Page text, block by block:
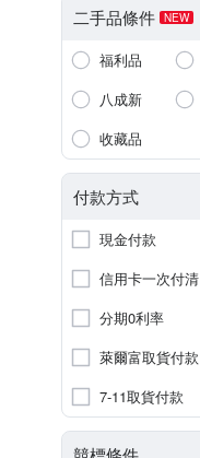
二手品條件 NEW
福利品
八成新
收藏品
付款方式
現金付款
信用卡一次付清
分期0利率
萊爾富取貨付款
7-11取貨付款